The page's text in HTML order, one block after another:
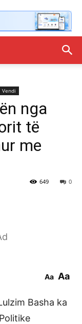
Vendi
nga
të
me
0
649
Aa Aa
Basha ka